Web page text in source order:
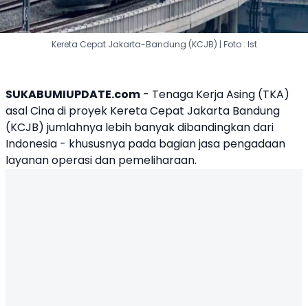
Kereta Cepat Jakarta-Bandung (KCJB) | Foto : Ist
SUKABUMIUPDATE.com - Tenaga Kerja Asing (TKA)
asal Cina di proyek Kereta Cepat Jakarta Bandung
(KCJB) jumlahnya lebih banyak dibandingkan dari
Indonesia - khususnya pada bagian jasa pengadaan
layanan operasi dan pemeliharaan.